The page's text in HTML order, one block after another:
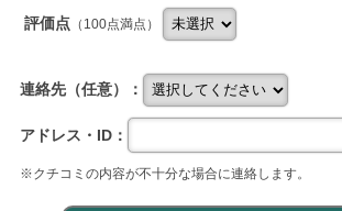
評価点 （100点満点）
連絡先（任意）：
アドレス・ID：
※クチコミの内容が不十分な場合に連絡します。